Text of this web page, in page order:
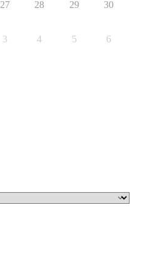
27 28 29 30
3 4 5 6